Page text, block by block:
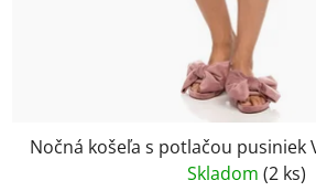
Nočná košeľa s potlačou pusiniek
Skladom (2 ks)